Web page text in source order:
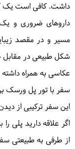
داشت. کافی است یک
داروهای ضروری و
مسیر و در مقصد
شکل طبیعی در مقابل
عکاسی به همراه داشته
سفر با تور پل ورسک
این سفر ترکیبی از
اگر علاقه دارید پلی
از طرفی به طبیعتی